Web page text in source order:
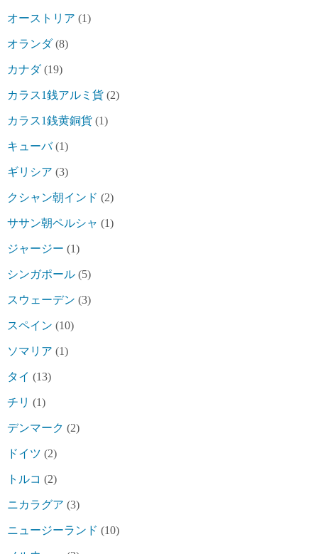
オーストリア (1)
オランダ(8)
カナダ(19)
カラス1銭アルミ貨 (2)
カラス1銭黄銅貨 (1)
キューバ(1)
ギリシア (3)
クシャン朝インド (2)
ササン朝ペルシャ (1)
ジャージー (1)
シンガポール (5)
スウェーデン (3)
スペイン (10)
ソマリア (1)
タイ (13)
チリ (1)
デンマーク (2)
ドイツ (2)
トルコ (2)
ニカラグア (3)
ニュージーランド (10)